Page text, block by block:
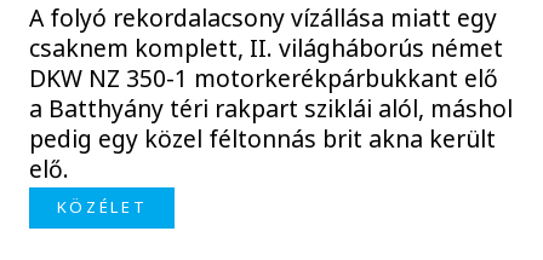
A folyó rekordalacsony vízállása miatt egy
csaknem komplett, II. világháborús német
DKW NZ 350-1 motorkerékpárbukkant elő
a Batthyány téri rakpart sziklái alól, máshol
pedig egy közel féltonnás brit akna került
elő.
KÖZÉLET